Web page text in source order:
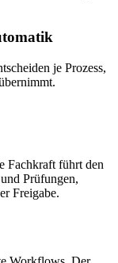
je Prozess,
Fachkraft führt den
Prüfungen,
Freigabe.